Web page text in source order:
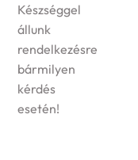
Készséggel
állunk
rendelkezésre
bármilyen
kérdés
esetén!